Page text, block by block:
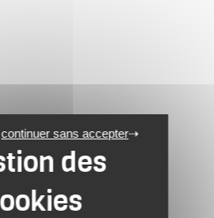
continuer sans accepter